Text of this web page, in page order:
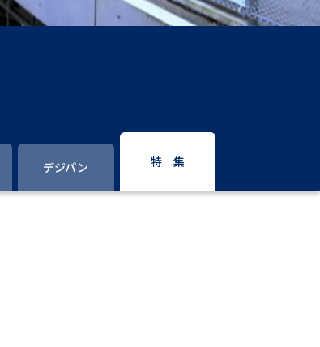
高等学校卒業程度認定試験
大学検索
デジパン 特 集